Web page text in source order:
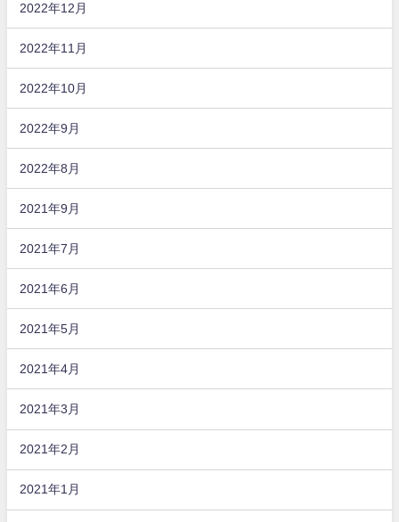
2022年12月
2022年11月
2022年10月
2022年9月
2022年8月
2021年9月
2021年7月
2021年6月
2021年5月
2021年4月
2021年3月
2021年2月
2021年1月